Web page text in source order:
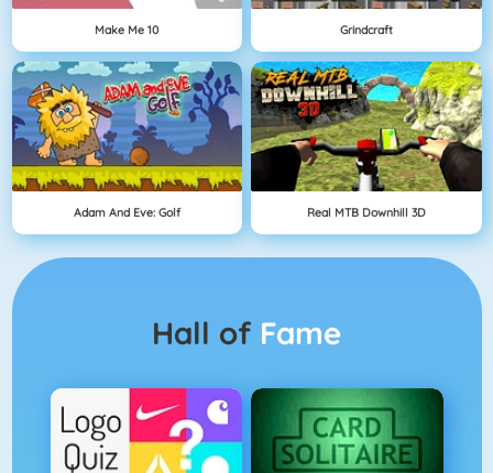
Make Me 10 Grindcraft
Adam And Eve: Golf Real MTB Downhill 3D
Hall of Fame